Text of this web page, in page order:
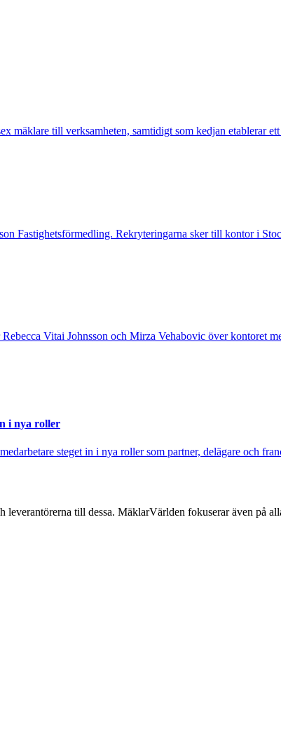
mäklare till verksamheten, samtidigt som kedjan etablerar
Fastighetsförmedling. Rekryteringarna sker till kontor i
Vitai Johnsson och Mirza Vehabovic över kontoret
i nya roller
steget in i nya roller som partner, delägare och
till dessa. MäklarVärlden fokuserar även på